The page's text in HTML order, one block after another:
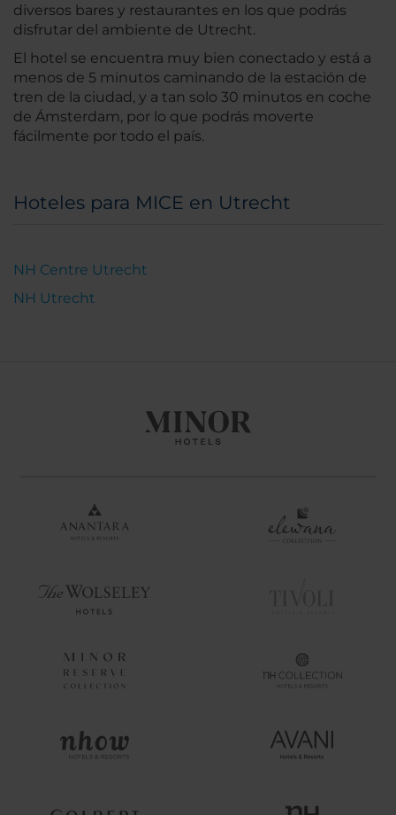
diversos bares y restaurantes en los que podrás
disfrutar del ambiente de Utrecht.
El hotel se encuentra muy bien conectado y está a
menos de 5 minutos caminando de la estación de
tren de la ciudad, y a tan solo 30 minutos en coche
de Ámsterdam, por lo que podrás moverte
fácilmente por todo el país.
Hoteles para MICE en Utrecht
NH Centre Utrecht
NH Utrecht